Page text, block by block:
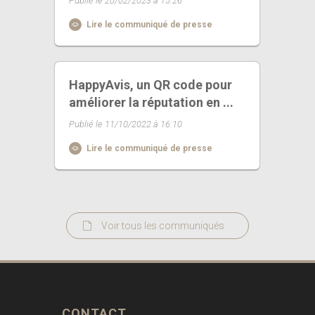
Lire le communiqué de presse
HappyAvis, un QR code pour
améliorer la réputation en ...
Publié le 11/10/2022 à 16:10
Lire le communiqué de presse
Voir tous les communiqués